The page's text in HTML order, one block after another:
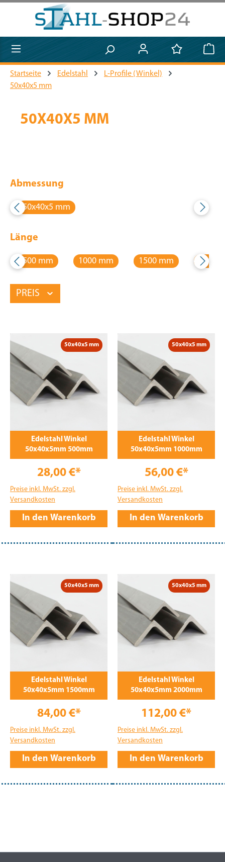
Zum Hauptinhalt springen
Startseite Edelstahl
L-Profile (Winkel)
50x40x5 mm
50X40X5 MM
Abmessung
50x40x5 mm
Länge
500 mm 1000 mm 1500 mm 2000
PREIS
50x40x5 mm
Edelstahl Winkel
50x40x5mm 500mm
28,00 €*
Preise inkl. MwSt. zzgl.
Versandkosten
In den Warenkorb
50x40x5 mm
Edelstahl Winkel
50x40x5mm 1000mm
56,00 €*
Preise inkl. MwSt. zzgl.
Versandkosten
In den Warenkorb
50x40x5 mm
Edelstahl Winkel
50x40x5mm 1500mm
84,00 €*
Preise inkl. MwSt. zzgl.
Versandkosten
In den Warenkorb
50x40x5 mm
Edelstahl Winkel
50x40x5mm 2000mm
112,00 €*
Preise inkl. MwSt. zzgl.
Versandkosten
In den Warenkorb